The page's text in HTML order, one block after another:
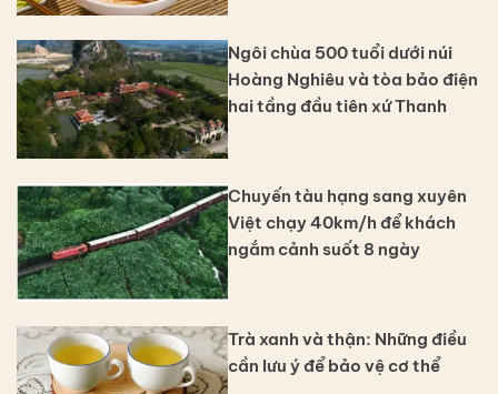
Ngôi chùa 500 tuổi dưới núi
Hoàng Nghiêu và tòa bảo điện
hai tầng đầu tiên xứ Thanh
Chuyến tàu hạng sang xuyên
Việt chạy 40km/h để khách
ngắm cảnh suốt 8 ngày
Trà xanh và thận: Những điều
cần lưu ý để bảo vệ cơ thể